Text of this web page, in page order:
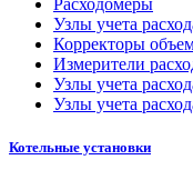
Расходомеры
Узлы учета
Корректоры
Измерители
Узлы учета
Узлы учета
Котельные установки